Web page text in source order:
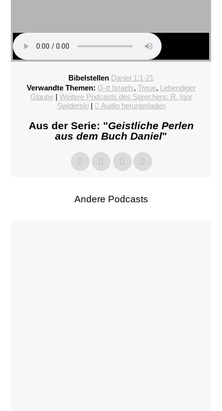
Bibelstellen Daniel 1:1-21
Verwandte Themen: G-tt Israels, Treue, Lebendiger
Glaube| Weitere Podcasts des Sprechers: R. Igor
Swiderski | Audio herunterladen
Aus der Serie: "Geistliche Perlen
aus dem Buch Daniel"
Andere Podcasts